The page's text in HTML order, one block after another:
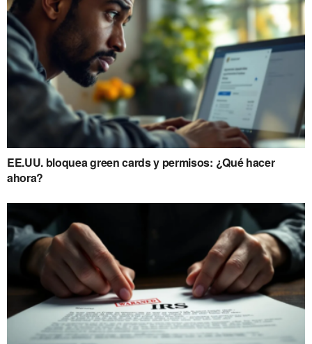
EE.UU. bloquea green cards y permisos: ¿Qué hacer
ahora?